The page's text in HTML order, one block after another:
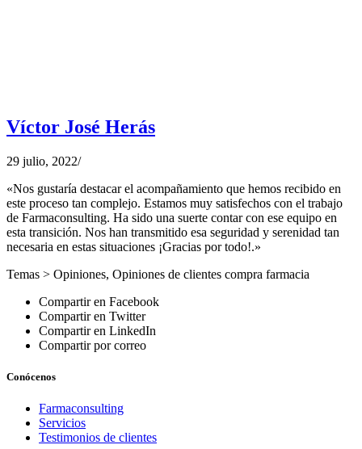
Víctor José Herás
29 julio, 2022/
«Nos gustaría destacar el acompañamiento que hemos recibido en
este proceso tan complejo. Estamos muy satisfechos con el trabajo
de Farmaconsulting. Ha sido una suerte contar con ese equipo en
esta transición. Nos han transmitido esa seguridad y serenidad tan
necesaria en estas situaciones ¡Gracias por todo!.»
Temas > Opiniones, Opiniones de clientes compra farmacia
Compartir en Facebook
Compartir en Twitter
Compartir en LinkedIn
Compartir por correo
Conócenos
Farmaconsulting
Servicios
Testimonios de clientes